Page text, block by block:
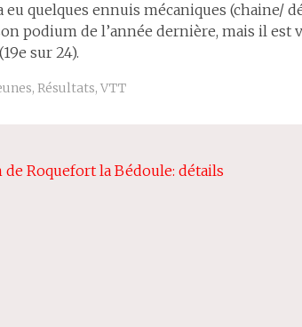
eu quelques ennuis mécaniques (chaine/
podium de l’année dernière, mais il est
sur 24).
, Résultats, VTT
de Roquefort la Bédoule: détails